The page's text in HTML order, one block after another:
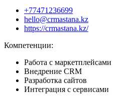
+77471236699
hello@crmastana.kz
https://crmastana.kz/
Компетенции:
Работа с маркетплейсами
Внедрение CRM
Разработка сайтов
Интеграция с сервисами